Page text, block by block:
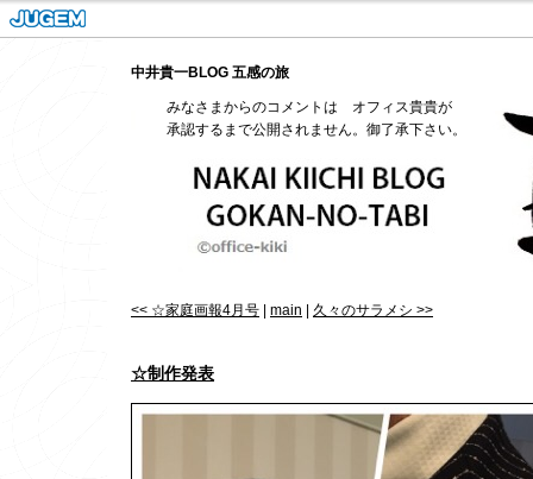
中井貴一BLOG 五感の旅
みなさまからのコメントは オフィス貴貴が
承認するまで公開されません。御了承下さい。
<< ☆家庭画報4月号 main 久々のサラメシ >>
☆制作発表